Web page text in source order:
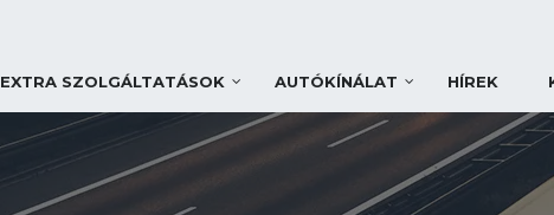
EXTRA SZOLGÁLTATÁSOK AUTÓKÍNÁLAT HÍREK